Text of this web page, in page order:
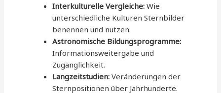
Interkulturelle Vergleiche:Wie
unterschiedliche Kulturen Sternbilder
benennen und nutzen.
Astronomische Bildungsprogramme:
Informationsweitergabe und
Zugänglichkeit.
Langzeitstudien:Veränderungen der
Sternpositionen über Jahrhunderte.